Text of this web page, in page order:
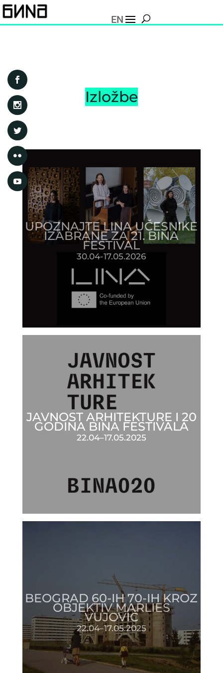
EN
Izložbe
UPOZNAJTE LINA UČESNIKE
IZABRANE ZA 21. BINA
FESTIVAL
30.04-17.05.2026
JAVNOST ARHITEKTURE I 20
GODINA BINA FESTIVALA
22.04–17.05.2025
BEOGRAD 60-IH 70-IH KROZ
OBJEKTIV MARLIES
VUJOVIĆ
22.04–17.05.2025